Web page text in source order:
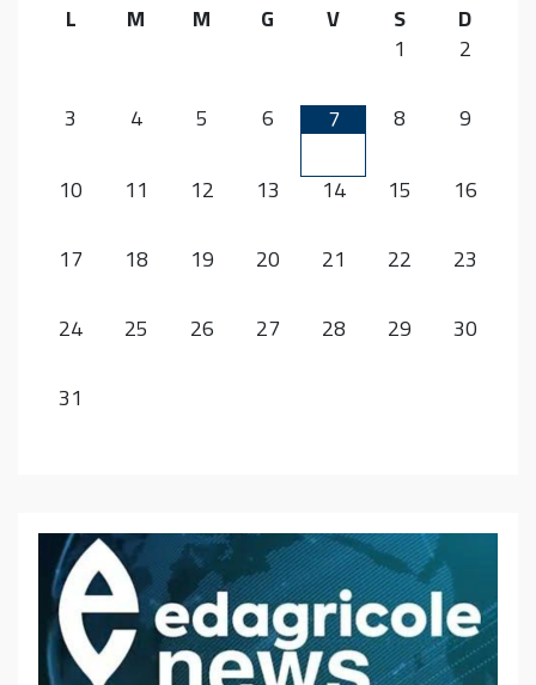
L M M G V S
D
1
2
3 4 5 6 7 8 9
10 11 12 13 14 15 16
17 18 19 20 21 22 23
24 25 26 27 28 29 30
31